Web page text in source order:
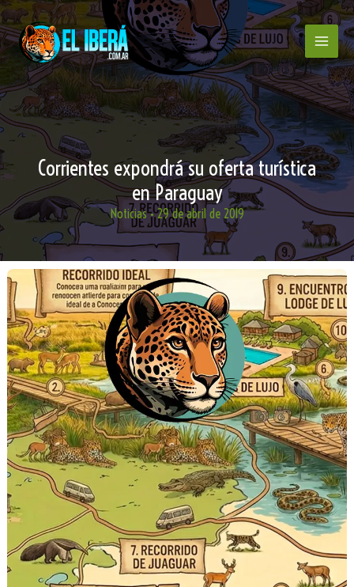
Ir
al
contenido
Corrientes expondrá su oferta turística
en Paraguay
Noticias•29 de abril de 2019